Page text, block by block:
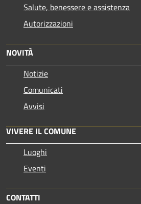
Salute, benessere e assistenza
Autorizzazioni
NOVITÀ
Notizie
Comunicati
Avvisi
VIVERE IL COMUNE
Luoghi
Eventi
CONTATTI